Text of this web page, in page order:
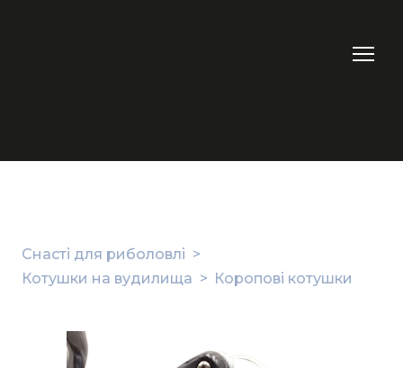
Снасті для риболовлі
Котушки на вудилища
Коропові котушки